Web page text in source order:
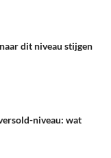
dit niveau stijgen
niveau: wat